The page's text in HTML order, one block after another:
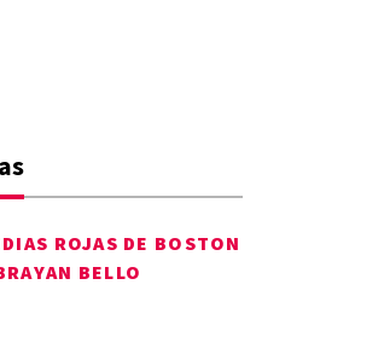
ROJAS DE BOSTON
BELLO